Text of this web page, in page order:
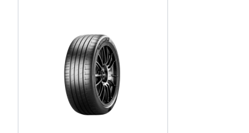
CINTURATO
(MOE)